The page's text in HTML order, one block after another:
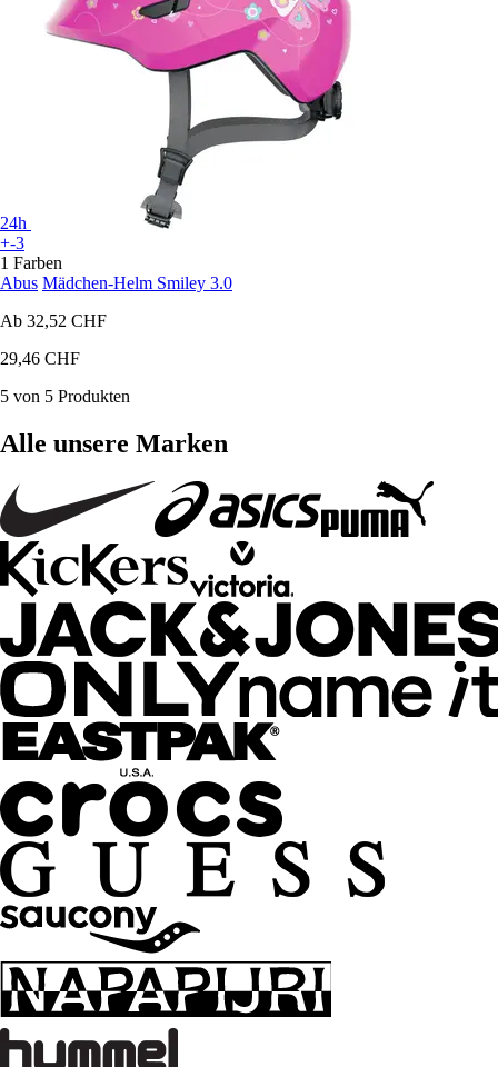
24h
+-3
1 Farben
Abus Mädchen-Helm Smiley 3.0
Ab 32,52 CHF
29,46 CHF
5 von 5 Produkten
Alle unsere Marken